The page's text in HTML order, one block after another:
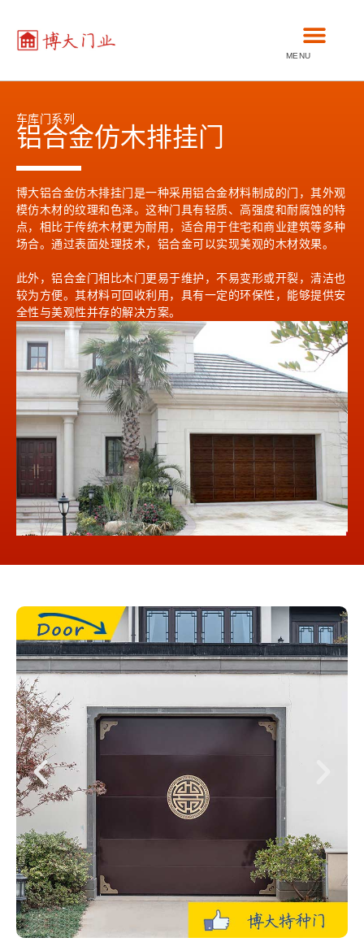
MENU
车库门系列
铝合金仿木排挂门
博大铝合金仿木排挂门是一种采用铝合金材料制成的门，其外观
模仿木材的纹理和色泽。这种门具有轻质、高强度和耐腐蚀的特
点，相比于传统木材更为耐用，适合用于住宅和商业建筑等多种
场合。通过表面处理技术，铝合金可以实现美观的木材效果。
此外，铝合金门相比木门更易于维护，不易变形或开裂，清洁也
较为方便。其材料可回收利用，具有一定的环保性，能够提供安
全性与美观性并存的解决方案。